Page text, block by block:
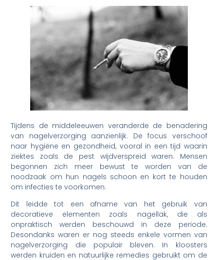
Tijdens de middeleeuwen veranderde de benadering
van nagelverzorging aanzienlijk. De focus verschoof
naar hygiëne en gezondheid, vooral in een tijd waarin
ziektes zoals de pest wijdverspreid waren. Mensen
begonnen zich meer bewust te worden van de
noodzaak om hun nagels schoon en kort te houden
om infecties te voorkomen.
Dit leidde tot een afname van het gebruik van
decoratieve elementen zoals nagellak, die als
onpraktisch werden beschouwd in deze periode.
Desondanks waren er nog steeds enkele vormen van
nagelverzorging die populair bleven. In kloosters
werden kruiden en natuurlijke remedies gebruikt om de